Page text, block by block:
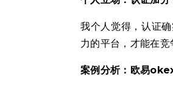
我个人觉得，认证
力的平台，才能在竞
案例分析：欧易